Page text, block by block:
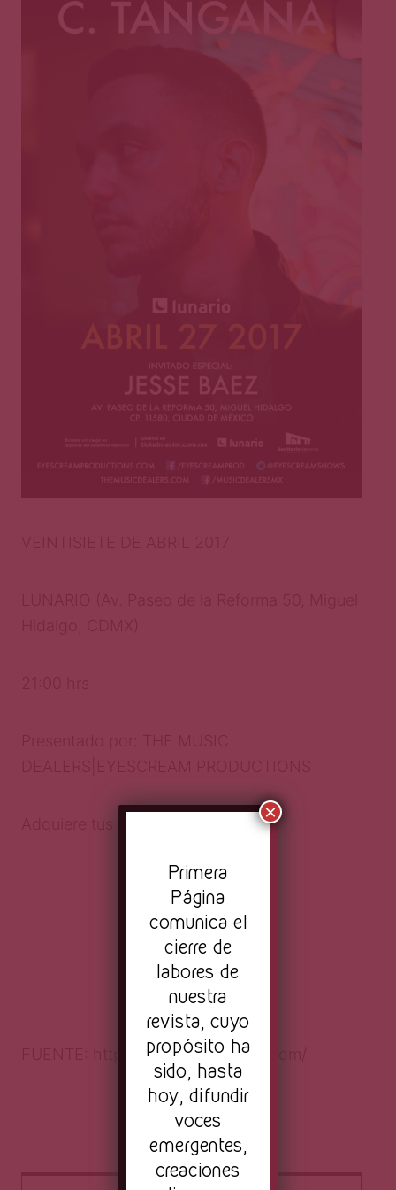
FUENTE: http://theguajirodreams.com/
Primera
Página
comunica el
cierre de
labores de
nuestra
revista, cuyo
propósito ha
sido, hasta
hoy, difundir
voces
emergentes,
creaciones
×